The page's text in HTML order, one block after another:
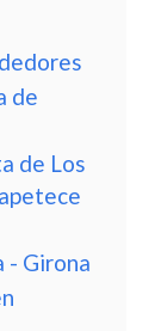
de
de Los
- Girona